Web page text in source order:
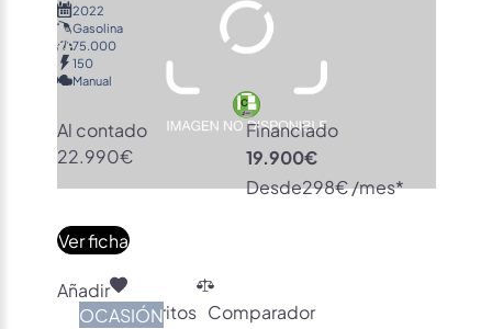
2022
Gasolina
75.000
150
Manual
Al contado
22.990€
Financiado
19.900€
Desde298€ /mes*
Ver ficha
Añadir
Favoritos Comparador
OCASIÓN